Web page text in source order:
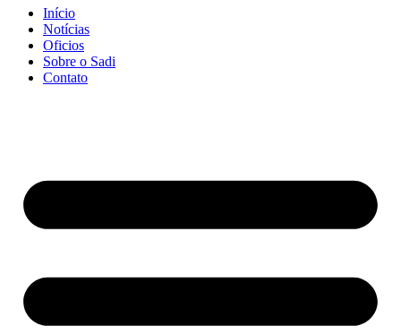
Início
Notícias
Oficios
Sobre o Sadi
Contato